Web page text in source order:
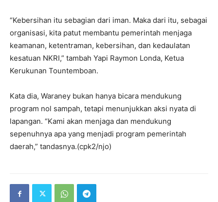
“Kebersihan itu sebagian dari iman. Maka dari itu, sebagai
organisasi, kita patut membantu pemerintah menjaga
keamanan, ketentraman, kebersihan, dan kedaulatan
kesatuan NKRI,” tambah Yapi Raymon Londa, Ketua
Kerukunan Tountemboan.
Kata dia, Waraney bukan hanya bicara mendukung
program nol sampah, tetapi menunjukkan aksi nyata di
lapangan. “Kami akan menjaga dan mendukung
sepenuhnya apa yang menjadi program pemerintah
daerah,” tandasnya.(cpk2/njo)